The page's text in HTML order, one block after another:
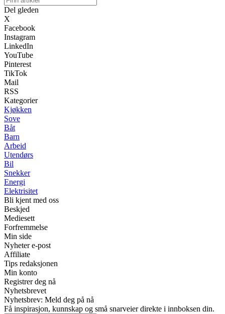
Del gleden
X
Facebook
Instagram
LinkedIn
YouTube
Pinterest
TikTok
Mail
RSS
Kategorier
Kjøkken
Sove
Båt
Barn
Arbeid
Utendørs
Bil
Snekker
Energi
Elektrisitet
Bli kjent med oss
Beskjed
Mediesett
Forfremmelse
Min side
Nyheter e-post
Affiliate
Tips redaksjonen
Min konto
Registrer deg nå
Nyhetsbrevet
Nyhetsbrev: Meld deg på nå
Få inspirasjon, kunnskap og små snarveier direkte i innboksen din.